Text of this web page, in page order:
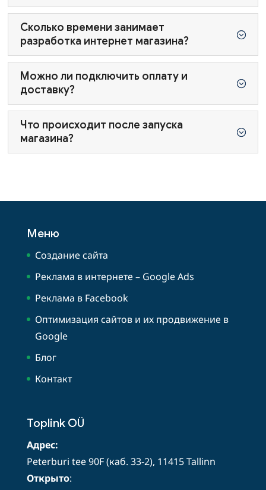
;
Сколько времени занимает
разработка интернет магазина?
;
Можно ли подключить оплату и
доставку?
;
Что происходит после запуска
магазина?
Меню
Создание сайта
Реклама в интернете – Google Ads
Реклама в Facebook
Оптимизация сайтов и их продвижение в
Google
Блог
Контакт
Toplink OÜ
Адрес:
Peterburi tee 90F (каб. 33-2), 11415 Tallinn
Открыто: